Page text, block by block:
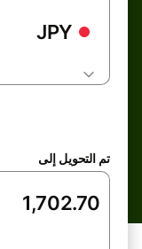
JPY
تم التحويل إلى